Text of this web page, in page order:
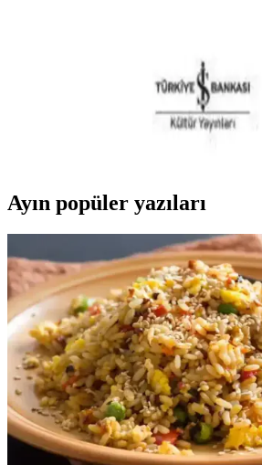
2025'te Genç Werther’in Acıları:
Derinliklerine Dokunan Klasik
Goethe’nin Genç Werther’in Acıları,
Duygusal yolculuğa çıkmak için hemen
Ayın popüler yazıları